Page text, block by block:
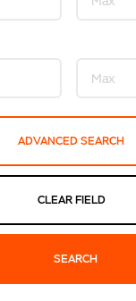
ADVANCED SEARCH
CLEAR FIELD
SEARCH